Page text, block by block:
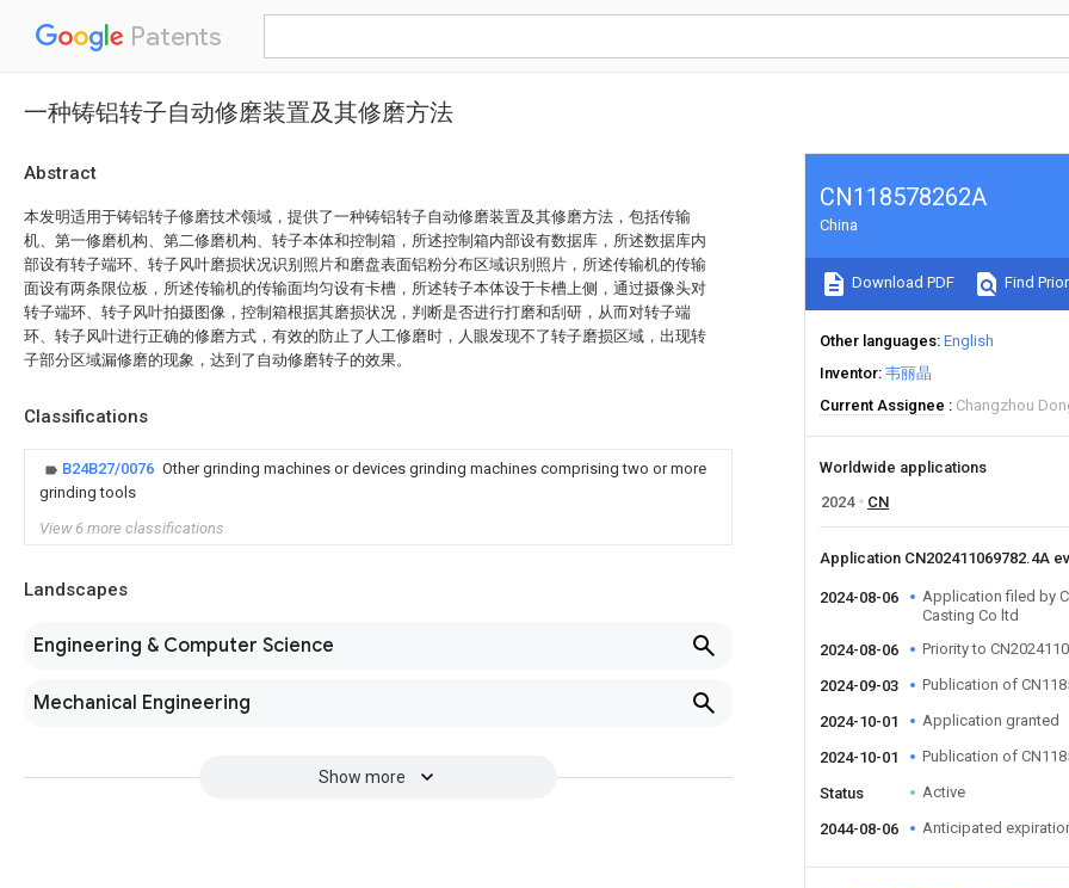
Patents
一种铸铝转子自动修磨装置及其修磨方法
Abstract
本发明适用于铸铝转子修磨技术领域，提供了一种铸铝转子自动修磨装置及其修磨方法，包括传输
机、第一修磨机构、第二修磨机构、转子本体和控制箱，所述控制箱内部设有数据库，所述数据库内
部设有转子端环、转子风叶磨损状况识别照片和磨盘表面铝粉分布区域识别照片，所述传输机的传输
面设有两条限位板，所述传输机的传输面均匀设有卡槽，所述转子本体设于卡槽上侧，通过摄像头对
转子端环、转子风叶拍摄图像，控制箱根据其磨损状况，判断是否进行打磨和刮研，从而对转子端
环、转子风叶进行正确的修磨方式，有效的防止了人工修磨时，人眼发现不了转子磨损区域，出现转
子部分区域漏修磨的现象，达到了自动修磨转子的效果。
Classifications
B24B27/0076 Other grinding machines or devices grinding machines comprising two or more
grinding tools
View 6 more classifications
Landscapes
Engineering & Computer Science
Mechanical Engineering
Show more
CN118578262A
China
Download PDF Find
Other languages English
Inventor 韦丽晶
Current Assignee
Changzhou
Worldwide applications
2024
CN
Application CN202411069782.4A
2024-08-06
Application filed by
Casting Co ltd
2024-08-06
Priority to
2024-09-03 Publication of
2024-10-01 Application granted
2024-10-01 Publication of
Status Active
2044-08-06 Anticipated